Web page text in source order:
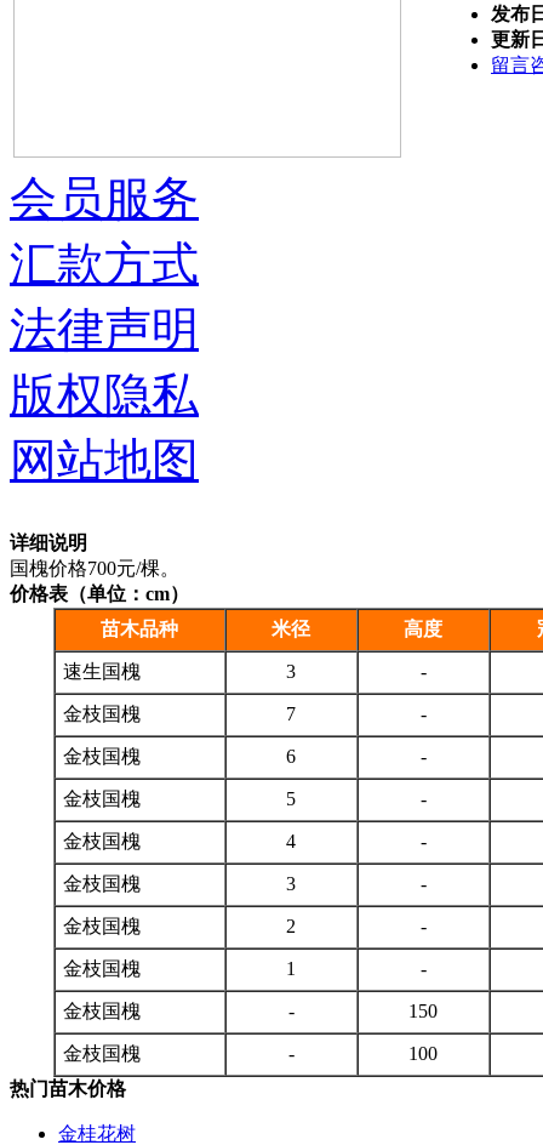
发布
更新
留言
详细说明
国槐价格700元/棵。
价格表（单位：cm）
苗木品种
米径 高度
速生国槐 3 -
金枝国槐 7 -
金枝国槐 6 -
金枝国槐 5 -
金枝国槐 4 -
金枝国槐 3 -
金枝国槐 2 -
金枝国槐 1 -
金枝国槐 - 150
金枝国槐 -
100
热门苗木价格
金桂花树
会员服务
汇款方式
法律声明
版权隐私
网站地图